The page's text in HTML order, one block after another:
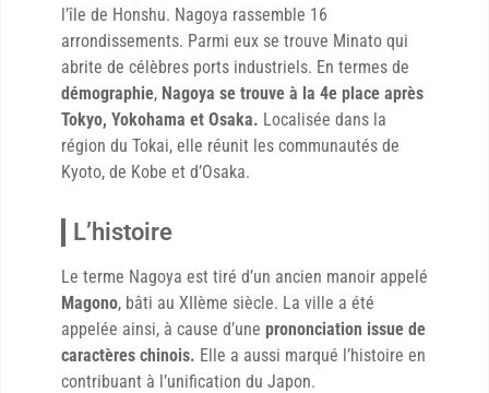
l’île de Honshu. Nagoya rassemble 16
arrondissements. Parmi eux se trouve Minato qui
abrite de célèbres ports industriels. En termes de
démographie, Nagoya se trouve à la 4e place après
Tokyo, Yokohama et Osaka. Localisée dans la
région du Tokai, elle réunit les communautés de
Kyoto, de Kobe et d’Osaka.
L’histoire
Le terme Nagoya est tiré d’un ancien manoir appelé
Magono, bâti au XIIème siècle. La ville a été
appelée ainsi, à cause d’une prononciation issue de
caractères chinois. Elle a aussi marqué l’histoire en
contribuant à l’unification du Japon.